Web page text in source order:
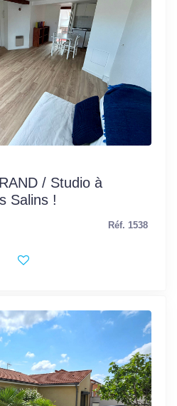
/ Studio à
Salins !
Réf. 1538